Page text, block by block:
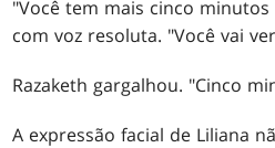
"Você tem mais cinco minutos
com voz resoluta. "Você vai
Razaketh gargalhou. "Cinco
A expressão facial de Liliana